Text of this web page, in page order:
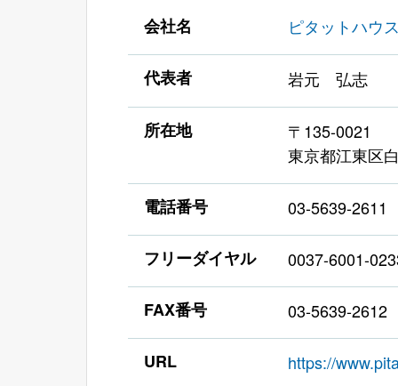
会社名 ピタットハウ
代表者 岩元 弘志
所在地
〒135-0021
東京都江東区
電話番号 03-5639-2611
フリーダイヤル 0037-6001-
FAX番号 03-5639-2612
URL https://